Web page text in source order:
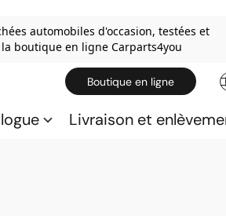
automobiles d'occasion, testées et
boutique en ligne Carparts4you
Boutique en ligne
Livraison et